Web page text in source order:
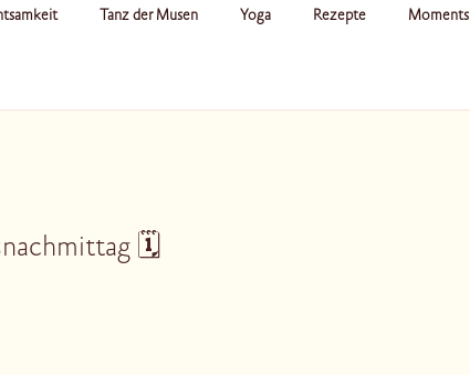
Tanz der Musen Yoga Rezepte Moments
🗓